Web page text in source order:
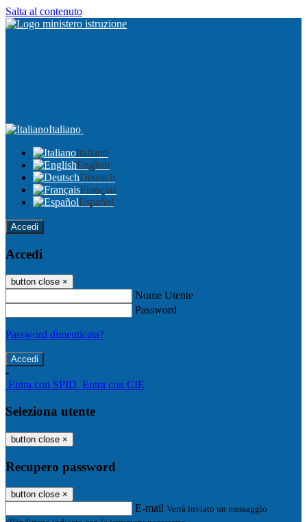
Salta al contenuto
Italiano
Italiano
English
Deutsch
Français
Español
Accedi
Accedi
button close ×
Nome Utente
Password
Password dimenticata?
-
Entra con SPID Entra con CIE
Seleziona utente
button close ×
Recupero password
button close ×
E-mail Verrà inviato un messaggio